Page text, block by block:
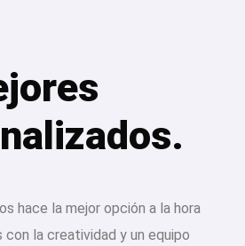
hace la mejor opción a la hora
la creatividad y un equipo